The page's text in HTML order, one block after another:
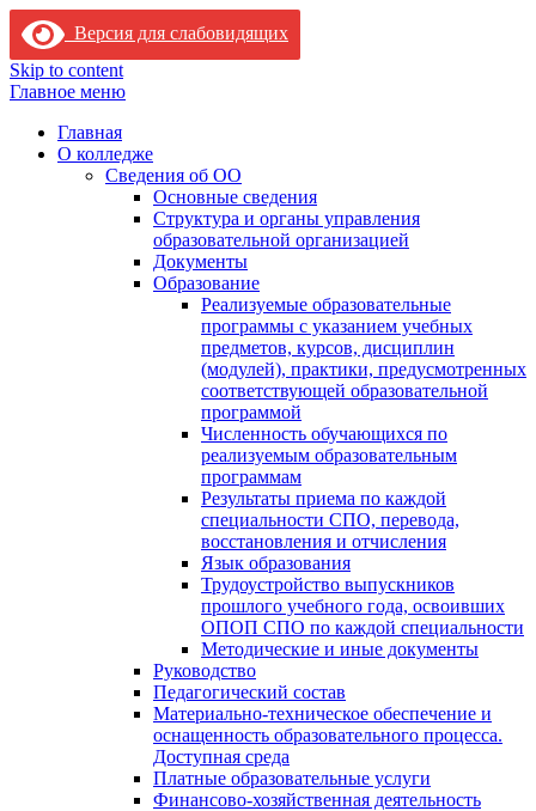
Версия для слабовидящих
Skip to content
Главное меню
Главная
О колледже
Сведения об ОО
Основные сведения
Структура и органы управления
образовательной организацией
Документы
Образование
Реализуемые образовательные
программы с указанием учебных
предметов, курсов, дисциплин
(модулей), практики, предусмотренных
соответствующей образовательной
программой
Численность обучающихся по
реализуемым образовательным
программам
Результаты приема по каждой
специальности СПО, перевода,
восстановления и отчисления
Язык образования
Трудоустройство выпускников
прошлого учебного года, освоивших
ОПОП СПО по каждой специальности
Методические и иные документы
Руководство
Педагогический состав
Материально-техническое обеспечение и
оснащенность образовательного процесса.
Доступная среда
Платные образовательные услуги
Финансово-хозяйственная деятельность